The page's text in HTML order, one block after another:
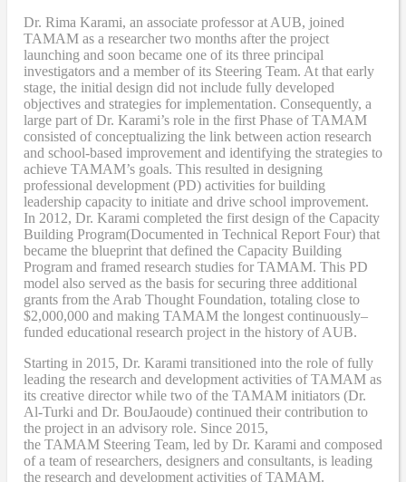
Dr. Rima Karami, an associate professor at AUB, joined
TAMAM as a researcher two months after the project
launching and soon became one of its three principal
investigators and a member of its Steering Team. At that early
stage, the initial design did not include fully developed
objectives and strategies for implementation. Consequently, a
large part of Dr. Karami’s role in the first Phase of TAMAM
consisted of conceptualizing the link between action research
and school-based improvement and identifying the strategies to
achieve TAMAM’s goals. This resulted in designing
professional development (PD) activities for building
leadership capacity to initiate and drive school improvement.
In 2012, Dr. Karami completed the first design of the Capacity
Building Program(Documented in Technical Report Four) that
became the blueprint that defined the Capacity Building
Program and framed research studies for TAMAM. This PD
model also served as the basis for securing three additional
grants from the Arab Thought Foundation, totaling close to
$2,000,000 and making TAMAM the longest continuously–
funded educational research project in the history of AUB.
Starting in 2015, Dr. Karami transitioned into the role of fully
leading the research and development activities of TAMAM as
its creative director while two of the TAMAM initiators (Dr.
Al-Turki and Dr. BouJaoude) continued their contribution to
the project in an advisory role. Since 2015,
the TAMAM Steering Team, led by Dr. Karami and composed
of a team of researchers, designers and consultants, is leading
the research and development activities of TAMAM.